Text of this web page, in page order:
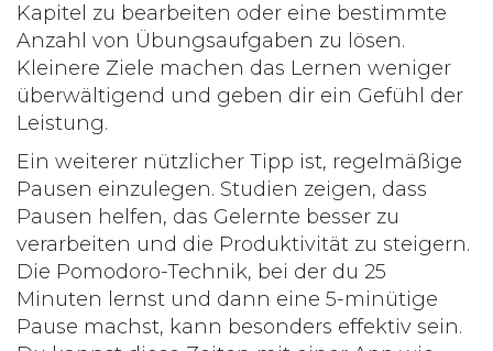
Kapitel zu bearbeiten oder eine bestimmte
Anzahl von Übungsaufgaben zu lösen.
Kleinere Ziele machen das Lernen weniger
überwältigend und geben dir ein Gefühl der
Leistung.
Ein weiterer nützlicher Tipp ist, regelmäßige
Pausen einzulegen. Studien zeigen, dass
Pausen helfen, das Gelernte besser zu
verarbeiten und die Produktivität zu steigern.
Die Pomodoro-Technik, bei der du 25
Minuten lernst und dann eine 5-minütige
Pause machst, kann besonders effektiv sein.